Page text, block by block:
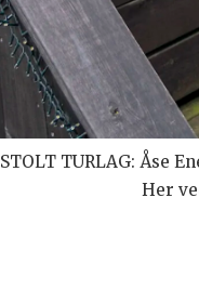
STOLT TURLAG: Åse
Her